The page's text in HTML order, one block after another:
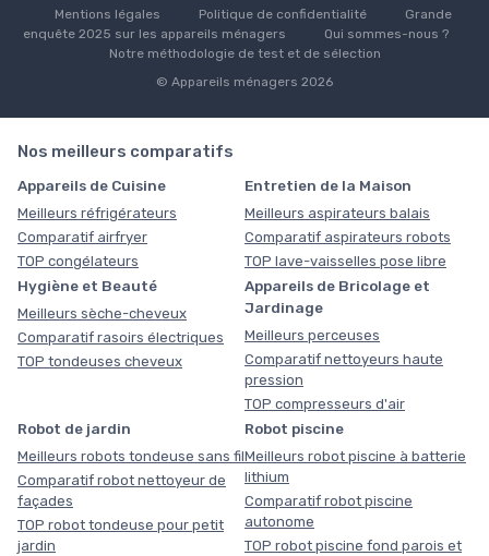
Mentions légales Politique de confidentialité
Grande
enquête 2025 sur les appareils ménagers
Qui sommes-nous ?
Notre méthodologie de test et de sélection
© Appareils ménagers 2026
Nos meilleurs comparatifs
Appareils de Cuisine
Meilleurs réfrigérateurs
Comparatif airfryer
TOP congélateurs
Entretien de la Maison
Meilleurs aspirateurs balais
Comparatif aspirateurs robots
TOP lave-vaisselles pose libre
Hygiène et Beauté
Meilleurs sèche-cheveux
Comparatif rasoirs électriques
TOP tondeuses cheveux
Appareils de Bricolage et
Jardinage
Meilleurs perceuses
Comparatif nettoyeurs haute
pression
TOP compresseurs d'air
Robot de jardin
Meilleurs robots tondeuse sans fil
Comparatif robot nettoyeur de
façades
TOP robot tondeuse pour petit
jardin
Robot piscine
Meilleurs robot piscine à batterie
lithium
Comparatif robot piscine
autonome
TOP robot piscine fond parois et